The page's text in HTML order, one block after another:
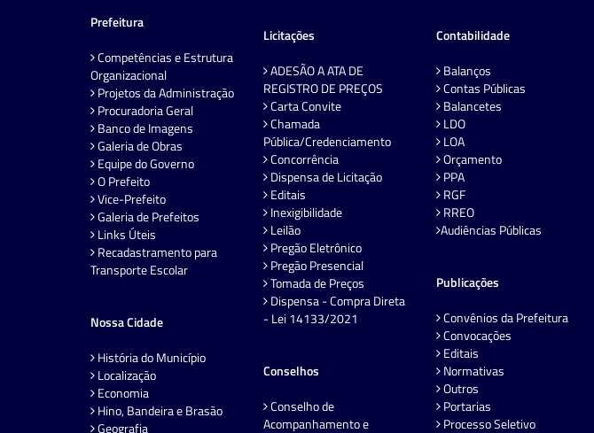
Prefeitura
Competências e Estrutura
Organizacional
Projetos da Administração
Procuradoria Geral
Banco de Imagens
Galeria de Obras
Equipe do Governo
O Prefeito
Vice-Prefeito
Galeria de Prefeitos
Links Úteis
Recadastramento para
Transporte Escolar
Nossa Cidade
História do Município
Localização
Economia
Hino, Bandeira e Brasão
Geografia
Licitações
ADESÃO A ATA DE
REGISTRO DE PREÇOS
Carta Convite
Chamada
Pública/Credenciamento
Concorrência
Dispensa de Licitação
Editais
Inexigibilidade
Leilão
Pregão Eletrônico
Pregão Presencial
Tomada de Preços
Dispensa - Compra Direta
- Lei 14133/2021
Conselhos
Conselho de
Acompanhamento e
Contabilidade
Balanços
Contas Públicas
Balancetes
LDO
LOA
Orçamento
PPA
RGF
RREO
Audiências Públicas
Publicações
Convênios da Prefeitura
Convocações
Editais
Normativas
Outros
Portarias
Processo Seletivo